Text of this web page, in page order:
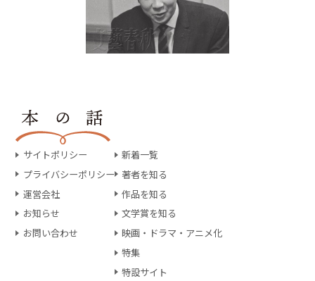
サイトポリシー
プライバシーポリシー
運営会社
お知らせ
お問い合わせ
新着一覧
著者を知る
作品を知る
文学賞を知る
映画・ドラマ・アニメ化
特集
特設サイト